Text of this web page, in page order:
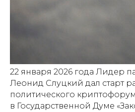
22 января 2026 года Лидер
Леонид Слуцкий дал старт
политического
в Государственной Думе